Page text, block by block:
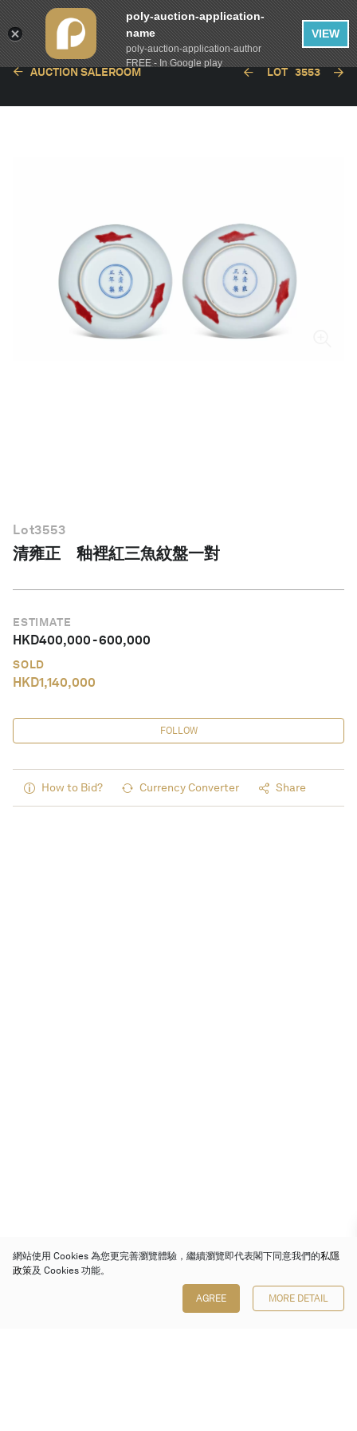
AUCTION SALEROOM LOT 3553
Lot3553
清雍正 釉裡紅三魚紋盤一對
ESTIMATE
HKD400,000-600,000
SOLD
HKD1,140,000
FOLLOW
How to Bid? Currency Converter Share
網站使用 Cookies 為您更完善瀏覽體驗，繼續瀏覽即代表閣下同意我們的私隱
政策及 Cookies 功能。
AGREE MORE DETAIL
poly-auction-application-
name
poly-auction-application-author
FREE - In Google play
VIEW